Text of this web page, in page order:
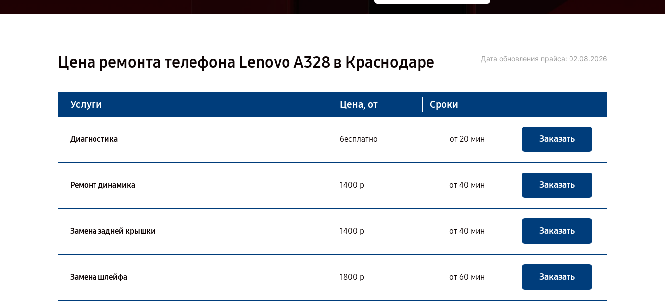
Цена ремонта телефона Lenovo A328 в Краснодаре Дата обновления прайса: 02.08.2026
Услуги Цена, от Сроки
Диагностика бесплатно от 20 мин Заказать
Ремонт динамика 1400 р от 40 мин Заказать
Замена задней крышки 1400 р от 40 мин Заказать
Замена шлейфа 1800 р от 60 мин Заказать